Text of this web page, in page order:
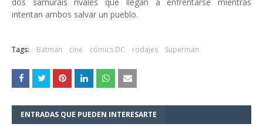
intentan ambos salvar un pueblo.
Tags: Batman cine cómics DC rodajes Superman
ENTRADAS QUE PUEDEN INTERESARTE